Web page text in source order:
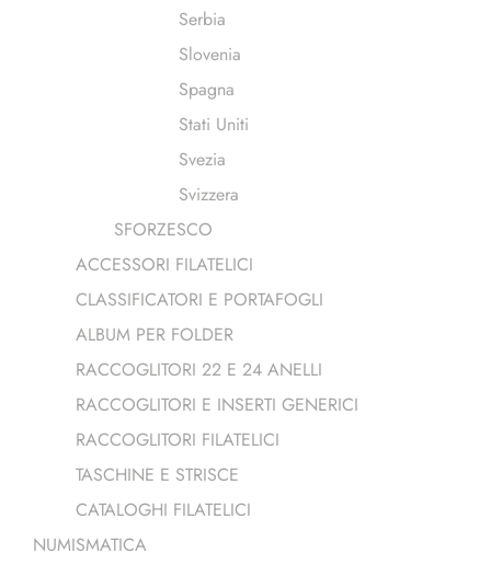
Serbia
Slovenia
Spagna
Stati Uniti
Svezia
Svizzera
SFORZESCO
ACCESSORI FILATELICI
CLASSIFICATORI E PORTAFOGLI
ALBUM PER FOLDER
RACCOGLITORI 22 E 24 ANELLI
RACCOGLITORI E INSERTI GENERICI
RACCOGLITORI FILATELICI
TASCHINE E STRISCE
CATALOGHI FILATELICI
NUMISMATICA